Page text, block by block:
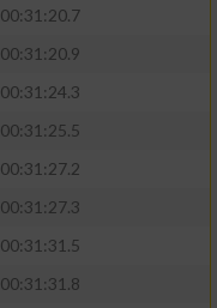
00:31:20.7
00:31:20.9
00:31:24.3
00:31:25.5
00:31:27.2
00:31:27.3
00:31:31.5
00:31:31.8